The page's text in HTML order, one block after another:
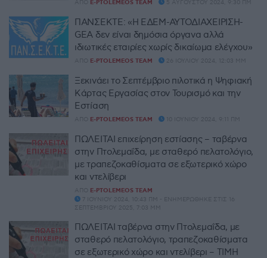
ΑΠΌ E-PTOLEMEOS TEAM 5 ΑΥΓΟΎΣΤΟΥ 2024, 9:30 ΠΜ
ΠΑΝΣΕΚΤΕ: «Η ΕΔΕΜ-ΑΥΤΟΔΙΑΧΕΙΡΙΣΗ-
GEA δεν είναι δημόσια όργανα αλλά
ιδιωτικές εταιρίες χωρίς δικαίωμα ελέγχου»
ΑΠΌ E-PTOLEMEOS TEAM 26 ΙΟΥΛΊΟΥ 2024, 12:03 ΜΜ
Ξεκινάει το Σεπτέμβριο πιλοτικά η Ψηφιακή
Κάρτας Εργασίας στον Τουρισμό και την
Εστίαση
ΑΠΌ E-PTOLEMEOS TEAM 10 ΙΟΥΝΊΟΥ 2024, 9:11 ΠΜ
ΠΩΛΕΙΤΑΙ επιχείρηση εστίασης – ταβέρνα
στην Πτολεμαΐδα, με σταθερό πελατολόγιο,
με τραπεζοκαθίσματα σε εξωτερικό χώρο
και ντελίβερι
ΑΠΌ E-PTOLEMEOS TEAM
7 ΙΟΥΝΊΟΥ 2024, 10:43 ΠΜ - ΕΝΗΜΕΡΏΘΗΚΕ ΣΤΙΣ 16
ΣΕΠΤΕΜΒΡΊΟΥ 2025, 7:03 ΜΜ
ΠΩΛΕΙΤΑΙ ταβέρνα στην Πτολεμαΐδα, με
σταθερό πελατολόγιο, τραπεζοκαθίσματα
σε εξωτερικό χώρο και ντελίβερι – ΤΙΜΗ